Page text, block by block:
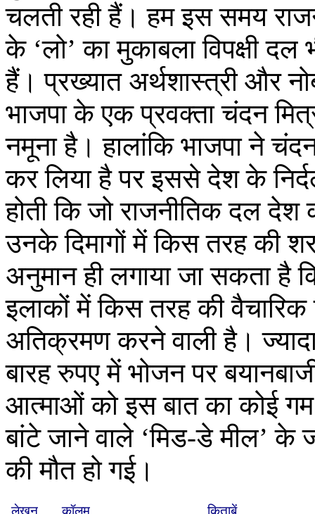
चलती रही हैं। हम इस समय
के ‘लो’ का मुकाबला विपक्षी
हैं। प्रख्यात अर्थशास्त्री और
भाजपा के एक प्रवक्ता चंदन
नमूना है। हालांकि भाजपा ने
कर लिया है पर इससे देश के
होती कि जो राजनीतिक दल
उनके दिमागों में किस तरह की
अनुमान ही लगाया जा सकता है
इलाकों में किस तरह की वैचारिक
अतिक्रमण करने वाली है।
बारह रुपए में भोजन पर
आत्माओं को इस बात का कोई
बांटे जाने वाले ‘मिड-डे मील’ के
की मौत हो गई।
लेखन कॉलम किताबें